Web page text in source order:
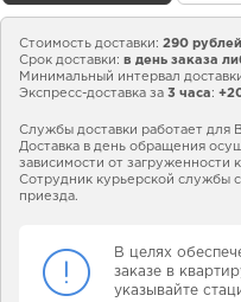
Стоимость доставки: 290 рублей
Срок доставки: в день заказа
Минимальный интервал
Экспресс-доставка за 3 часа :
Службы доставки работает для
Доставка в день обращения
зависимости от загруженности
Сотрудник курьерской службы
приезда.
В целях
заказе в
указывайте